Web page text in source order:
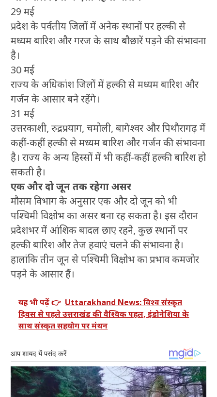
29 मई
प्रदेश के पर्वतीय जिलों में अनेक स्थानों पर हल्की से
मध्यम बारिश और गरज के साथ बौछारें पड़ने की संभावना
है।
30 मई
राज्य के अधिकांश जिलों में हल्की से मध्यम बारिश और
गर्जन के आसार बने रहेंगे।
31 मई
उत्तरकाशी, रुद्रप्रयाग, चमोली, बागेश्वर और पिथौरागढ़ में
कहीं-कहीं हल्की से मध्यम बारिश और गर्जन की संभावना
है। राज्य के अन्य हिस्सों में भी कहीं-कहीं हल्की बारिश हो
सकती है।
एक और दो जून तक रहेगा असर
मौसम विभाग के अनुसार एक और दो जून को भी
पश्चिमी विक्षोभ का असर बना रह सकता है। इस दौरान
प्रदेशभर में आंशिक बादल छाए रहने, कुछ स्थानों पर
हल्की बारिश और तेज हवाएं चलने की संभावना है।
हालांकि तीन जून से पश्चिमी विक्षोभ का प्रभाव कमजोर
पड़ने के आसार हैं।
यह भी पढ़ें 👉 Uttarakhand News: विश्व संस्कृत
दिवस से पहले उत्तराखंड की वैश्विक पहल, इंडोनेशिया के
साथ संस्कृत सहयोग पर मंथन